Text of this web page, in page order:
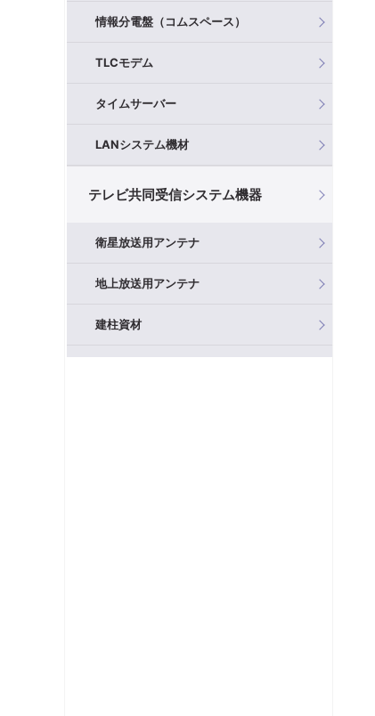
情報分電盤（コムスペース）
TLCモデム
タイムサーバー
LANシステム機材
テレビ共同受信システム機器
衛星放送用アンテナ
地上放送用アンテナ
建柱資材